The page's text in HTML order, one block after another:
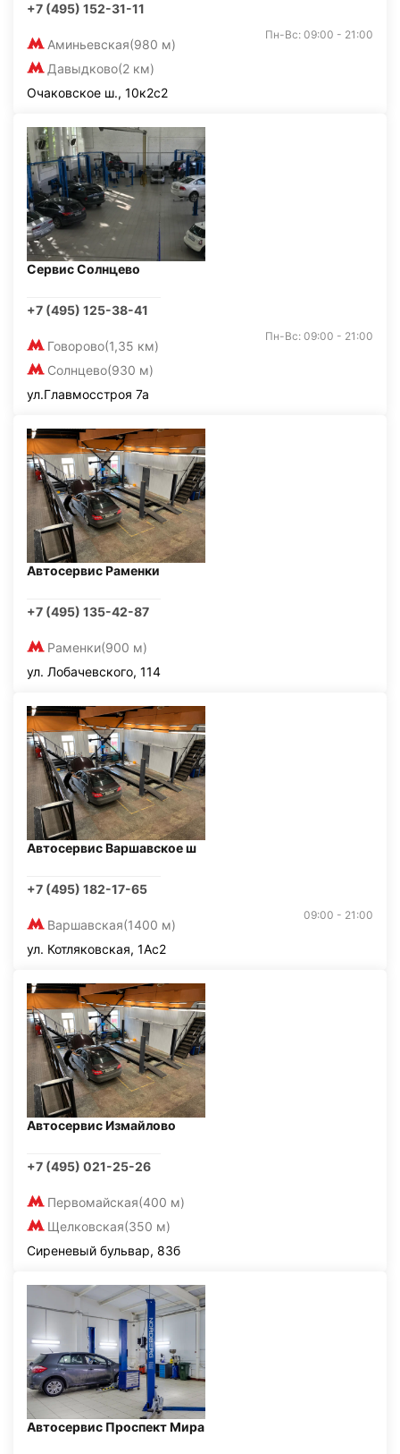
+7 (495) 152-31-11
Аминьевская(980 м)
Давыдково(2 км)
Пн-Вс: 09:00 - 21:00
Очаковское ш., 10к2с2
Сервис Солнцево
+7 (495) 125-38-41
Говорово(1,35 км)
Солнцево(930 м)
Пн-Вс: 09:00 - 21:00
ул.Главмосстроя 7а
Автосервис Раменки
+7 (495) 135-42-87
Раменки(900 м)
ул. Лобачевского, 114
Автосервис Варшавское ш
+7 (495) 182-17-65
Варшавская(1400 м)
09:00 - 21:00
ул. Котляковская, 1Ас2
Автосервис Измайлово
+7 (495) 021-25-26
Первомайская(400 м)
Щелковская(350 м)
Сиреневый бульвар, 83б
Автосервис Проспект Мира